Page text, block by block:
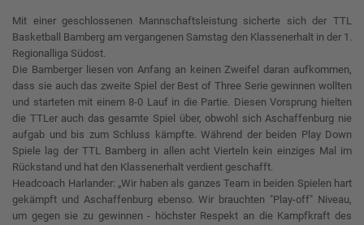
Mit einer geschlossenen Mannschaftsleistung sicherte sich der TTL
Basketball Bamberg am vergangenen Samstag den Klassenerhalt in der 1.
Regionalliga Südost.
Die Bamberger liesen von Anfang an keinen Zweifel daran aufkommen,
dass sie auch das zweite Spiel der Best of Three Serie gewinnen wollten
und starteten mit einem 8-0 Lauf in die Partie. Diesen Vorsprung hielten
die TTLer auch das gesamte Spiel über, obwohl sich Aschaffenburg nie
aufgab und bis zum Schluss kämpfte. Während der beiden Play Down
Spiele lag der TTL Bamberg in allen acht Vierteln kein einziges Mal im
Rückstand und hat den Klassenerhalt verdient geschafft.
Headcoach Harlander: „Wir haben als ganzes Team in beiden Spielen hart
gekämpft und Aschaffenburg ebenso. Wir brauchten "Play-off" Niveau,
um gegen sie zu gewinnen - höchster Respekt an die Kampfkraft des